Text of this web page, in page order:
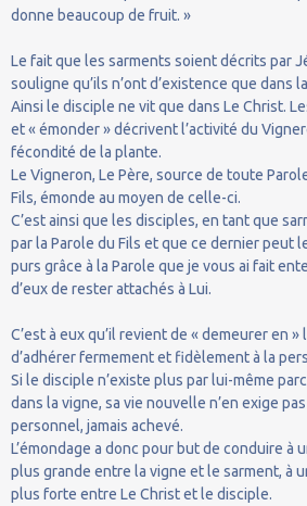
donne beaucoup de fruit. »
Le fait que les sarments soient décrits par
souligne qu’ils n’ont d’existence que dans
Ainsi le disciple ne vit que dans Le Christ.
et « émonder » décrivent l’activité du
fécondité de la plante.
Le Vigneron, Le Père, source de toute
Fils, émonde au moyen de celle-ci.
C’est ainsi que les disciples, en tant que
par la Parole du Fils et que ce dernier peut
purs grâce à la Parole que je vous ai fait
d’eux de rester attachés à Lui.
C’est à eux qu’il revient de « demeurer en »
d’adhérer fermement et fidèlement à la
Si le disciple n’existe plus par lui-même
dans la vigne, sa vie nouvelle n’en exige
personnel, jamais achevé.
L’émondage a donc pour but de conduire à
plus grande entre la vigne et le sarment, à
plus forte entre Le Christ et le disciple.